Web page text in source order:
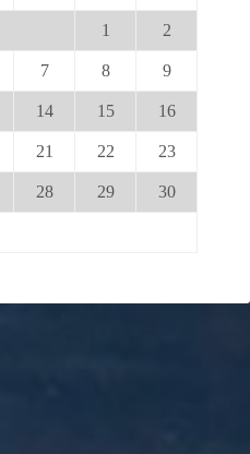
1 2
7 8 9
14 15 16
21 22 23
28 29 30